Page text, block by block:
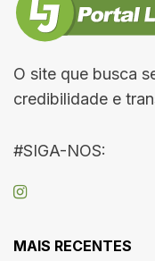
O site que busca
credibilidade e
#SIGA-NOS:
MAIS RECENTES